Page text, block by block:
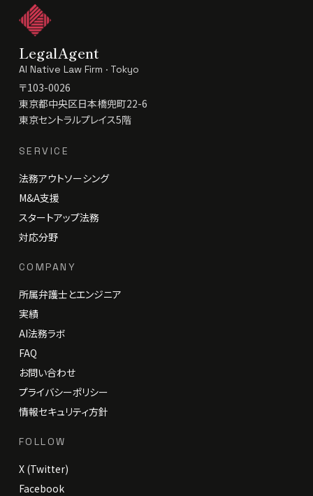
LegalAgent
AI Native Law Firm · Tokyo
〒103-0026
東京都中央区日本橋兜町22-6
東京セントラルプレイス5階
SERVICE
法務アウトソーシング
M&A支援
スタートアップ法務
対応分野
COMPANY
所属弁護士とエンジニア
実績
AI法務ラボ
FAQ
お問い合わせ
プライバシーポリシー
情報セキュリティ方針
FOLLOW
X (Twitter)
Facebook